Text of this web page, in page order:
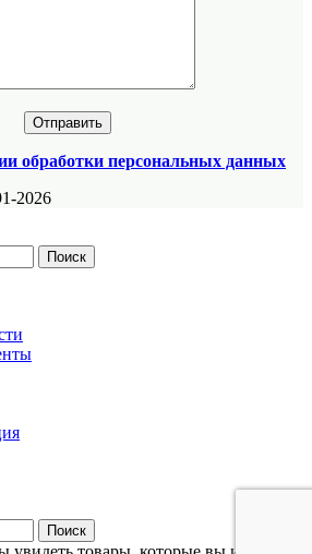
обработки персональных данных
2026
Поиск
Поиск